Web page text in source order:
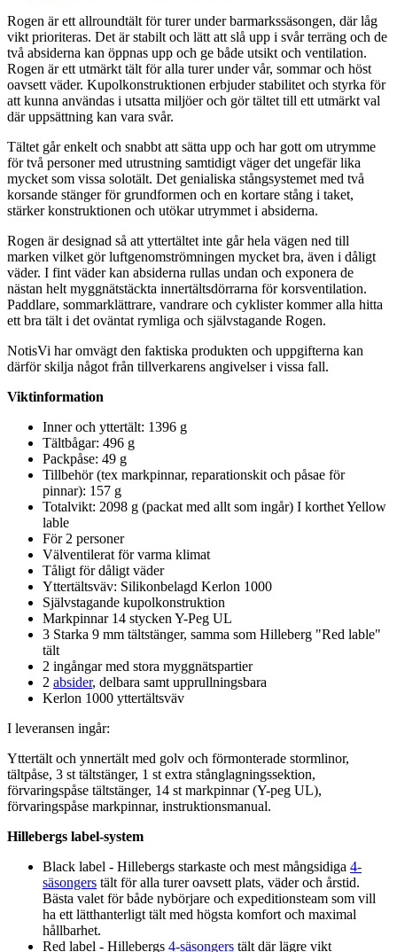
Rogen är ett allroundtält för turer under barmarkssäsongen, där låg
vikt prioriteras. Det är stabilt och lätt att slå upp i svår terräng och de
två absiderna kan öppnas upp och ge både utsikt och ventilation.
Rogen är ett utmärkt tält för alla turer under vår, sommar och höst
oavsett väder. Kupolkonstruktionen erbjuder stabilitet och styrka för
att kunna användas i utsatta miljöer och gör tältet till ett utmärkt val
där uppsättning kan vara svår.
Tältet går enkelt och snabbt att sätta upp och har gott om utrymme
för två personer med utrustning samtidigt väger det ungefär lika
mycket som vissa solotält. Det genialiska stångsystemet med två
korsande stänger för grundformen och en kortare stång i taket,
stärker konstruktionen och utökar utrymmet i absiderna.
Rogen är designad så att yttertältet inte går hela vägen ned till
marken vilket gör luftgenomströmningen mycket bra, även i dåligt
väder. I fint väder kan absiderna rullas undan och exponera de
nästan helt myggnätstäckta innertältsdörrarna för korsventilation.
Paddlare, sommarklättrare, vandrare och cyklister kommer alla hitta
ett bra tält i det oväntat rymliga och självstagande Rogen.
NotisVi har omvägt den faktiska produkten och uppgifterna kan
därför skilja något från tillverkarens angivelser i vissa fall.
Viktinformation
Inner och yttertält: 1396 g
Tältbågar: 496 g
Packpåse: 49 g
Tillbehör (tex markpinnar, reparationskit och påsae för
pinnar): 157 g
Totalvikt: 2098 g (packat med allt som ingår) I korthet Yellow
lable
För 2 personer
Välventilerat för varma klimat
Tåligt för dåligt väder
Yttertältsväv: Silikonbelagd Kerlon 1000
Självstagande kupolkonstruktion
Markpinnar 14 stycken Y-Peg UL
3 Starka 9 mm tältstänger, samma som Hilleberg "Red lable"
tält
2 ingångar med stora myggnätspartier
2 absider, delbara samt upprullningsbara
Kerlon 1000 yttertältsväv
I leveransen ingår:
Yttertält och ynnertält med golv och förmonterade stormlinor,
tältpåse, 3 st tältstänger, 1 st extra stånglagningssektion,
förvaringspåse tältstänger, 14 st markpinnar (Y-peg UL),
förvaringspåse markpinnar, instruktionsmanual.
Hillebergs label-system
Black label - Hillebergs starkaste och mest mångsidiga 4-
säsongers tält för alla turer oavsett plats, väder och årstid.
Bästa valet för både nybörjare och expeditionsteam som vill
ha ett lätthanterligt tält med högsta komfort och maximal
hållbarhet.
Red label - Hillebergs 4-säsongers tält där lägre vikt